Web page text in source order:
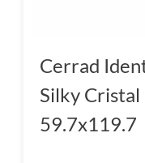
Cerrad
Silky
59.7x119.7